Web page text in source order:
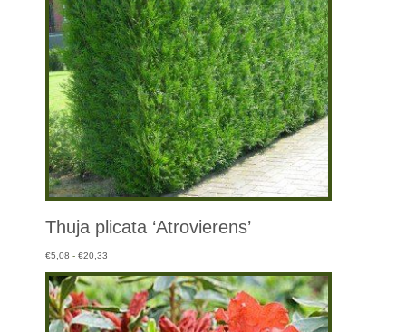
Thuja plicata ‘Atrovierens’
€5,08 - €20,33
tot
€20,33